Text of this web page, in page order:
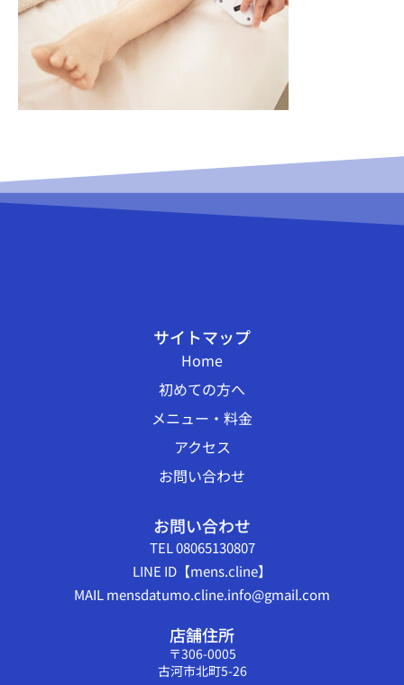
サイトマップ
Home
初めての方へ
メニュー・料金
アクセス
お問い合わせ
お問い合わせ
TEL 08065130807
LINE ID【mens.cline】
MAIL mensdatumo.cline.info@gmail.com
店舗住所
〒306-0005
古河市北町5-26